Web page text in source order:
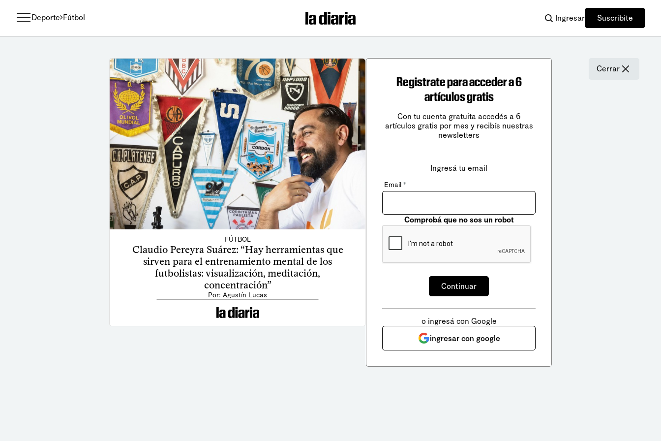
Deporte Fútbol Ingresar Suscribite
FÚTBOL
Claudio Pereyra Suárez: “Hay herramientas que
sirven para el entrenamiento mental de los
futbolistas: visualización, meditación,
concentración”
Por: Agustín Lucas
Cerrar
Registrate para acceder a 6
artículos gratis
Con tu cuenta gratuita accedés a 6
artículos gratis por mes y recibís nuestras
newsletters
Ingresá tu email
Email *
Comprobá que no sos un robot
o ingresá con Google
ingresar con google